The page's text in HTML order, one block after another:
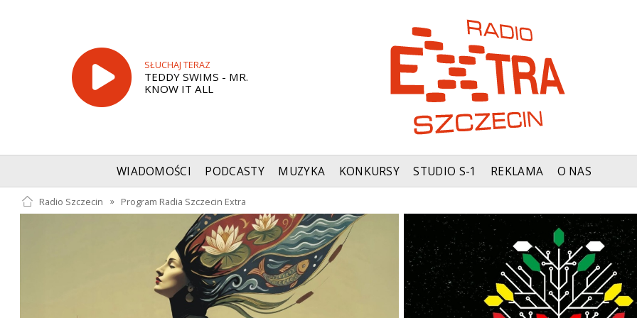
SŁUCHAJ TERAZ
TEDDY SWIMS - MR.
KNOW IT ALL
WIADOMOŚCI PODCASTY MUZYKA KONKURSY STUDIO S-1 REKLAMA O NAS
Radio Szczecin » Program Radia Szczecin Extra